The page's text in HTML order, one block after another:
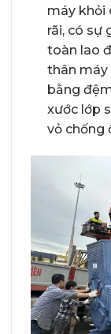
máy khỏi
rãi, có sự
toàn lao
thân máy
bằng
xước lớp
vỏ chống